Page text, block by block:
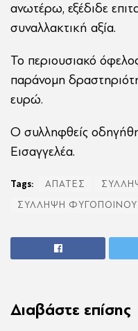
ανωτέρω, εξέδιδε
συναλλακτική αξία.
Το περιουσιακό
παράνομη
ευρώ.
Ο συλληφθείς
Εισαγγελέα.
Tags: ΑΠΑΤΕΣ
ΣΥΛΛΗΨΗ ΦΥΓΟΠΟΙΝΟΥ
Διαβάστε επίσης